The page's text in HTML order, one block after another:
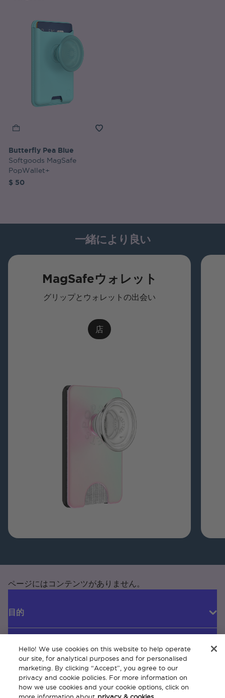
Butterfly Pea Blue
Softgoods MagSafe
PopWallet+
$ 50
一緒により良い
MagSafeウォレット
グリップとウォレットの出会い
店
ページにはコンテンツがありません。
目的
カスタマーサービス
会社概要
Hello! We use cookies on this website to help operate
our site, for analytical purposes and for personalised
marketing. By clicking “Accept”, you agree to our
privacy and cookie policies. For more information on
how we use cookies and your cookie options, click on
more information about privacy & cookies.